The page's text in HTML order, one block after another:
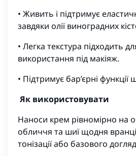
• Живить і підтримує
завдяки олії виноградних
• Легка текстура підходить
використання під макіяж.
• Підтримує бар’єрні
Як використовувати
Наноси крем рівномірно на
обличчя та шиї щодня вранці
тонізації або базового